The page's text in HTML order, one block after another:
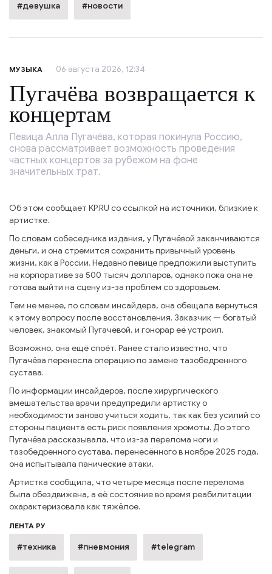
#девушка #новости
МУЗЫКА 06 августа 2026, 12:34
Пугачёва возвращается к
концертам
Певица Алла Пугачёва, которая покинула Россию,
снова рассматривает возможность проведения
частных концертов за рубежом на фоне
значительных трат.
Об этом сообщает KP.RU со ссылкой на источники, близкие к
артистке.
По словам собеседника издания, у Пугачёвой заканчиваются
деньги, и она стремится сохранить привычный уровень
жизни, как в России. Недавно певице предложили выступить
на корпоративе за 500 тысяч долларов, однако пока она не
готова выйти на сцену из-за проблем со здоровьем.
Тем не менее, по словам инсайдера, она обещала вернуться
к этому вопросу после восстановления. Заказчик — богатый
человек, знакомый Пугачёвой, и гонорар её устроил.
Возможно, она ещё споёт. Ранее стало известно, что
Пугачёва перенесла операцию по замене тазобедренного
сустава.
По информации инсайдеров, после хирургического
вмешательства врачи предупредили артистку о
необходимости заново учиться ходить, так как без усилий со
стороны пациента есть риск появления хромоты. До этого
Пугачёва рассказывала, что из-за перелома ноги и
тазобедренного сустава, перенесённого в ноябре 2025 года,
она испытывала панические атаки.
Артистка сообщила, что четыре месяца после перелома
была обездвижена, а её состояние во время реабилитации
охарактеризовала как тяжёлое.
ЛЕНТА РУ
#техника #пневмония #telegram